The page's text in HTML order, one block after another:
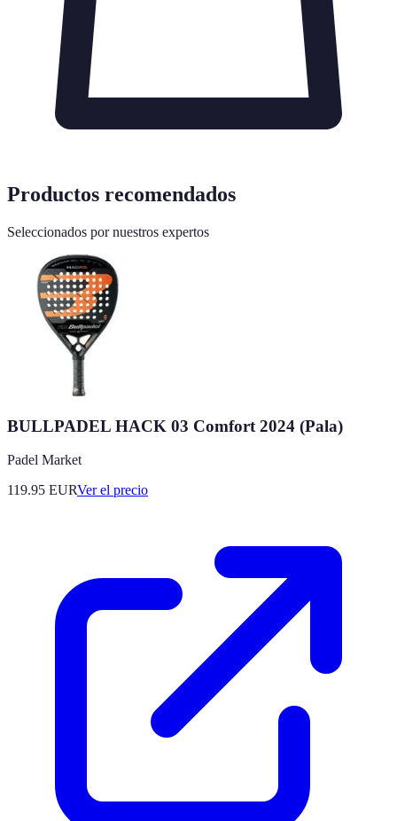
Productos recomendados
Seleccionados por nuestros expertos
BULLPADEL HACK 03 Comfort 2024 (Pala)
Padel Market
119.95 EURVer el precio